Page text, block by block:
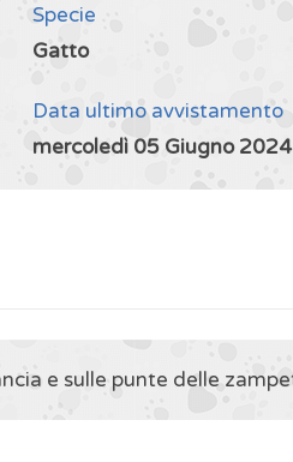
Specie
Gatto
Data ultimo avvistamento
mercoledì 05 Giugno 2024
e sulle punte delle